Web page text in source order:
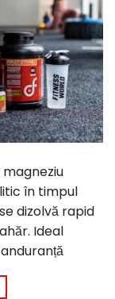
magneziu
în timpul
dizolvă rapid
Ideal